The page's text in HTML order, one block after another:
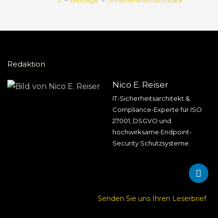
Redaktion
Nico E. Reiser
IT-Sicherheitsarchitekt &
Compliance-Experte für ISO
27001, DSGVO und
hochwirksame Endpoint-
Security Schutzsysteme.
Senden Sie uns Ihren Leserbrief